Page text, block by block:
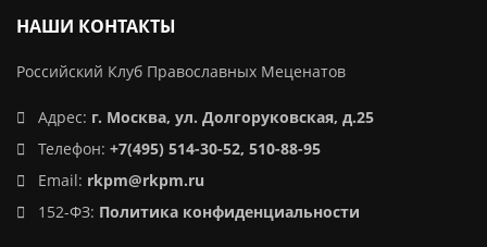
НАШИ КОНТАКТЫ
Российский Клуб Православных Меценатов
Адрес: г. Москва, ул. Долгоруковская, д.25
Телефон: +7(495) 514-30-52, 510-88-95
Email: rkpm@rkpm.ru
152-ФЗ: Политика конфиденциальности